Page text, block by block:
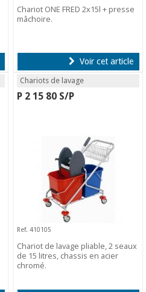
Chariot ONE FRED 2x15l + presse
mâchoire.
Voir cet article
Chariots de lavage
P 2 15 80 S/P
Ref. 410105
Chariot de lavage pliable, 2 seaux
de 15 litres, chassis en acier
chromé.